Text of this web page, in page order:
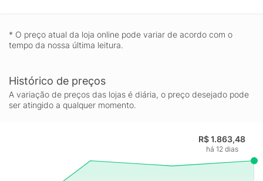
* O preço atual da loja online pode variar de acordo com o
tempo da nossa última leitura.
Histórico de preços
A variação de preços das lojas é diária, o preço desejado pode
ser atingido a qualquer momento.
R$ 1.863,48
há 12 dias